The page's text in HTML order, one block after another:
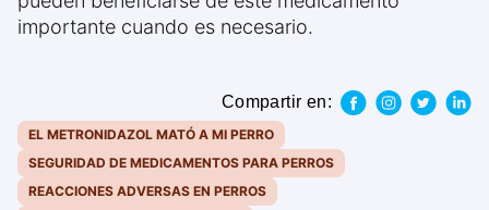
importante cuando es necesario.
Compartir en:
EL METRONIDAZOL MATÓ A MI PERRO
SEGURIDAD DE MEDICAMENTOS PARA PERROS
REACCIONES ADVERSAS EN PERROS